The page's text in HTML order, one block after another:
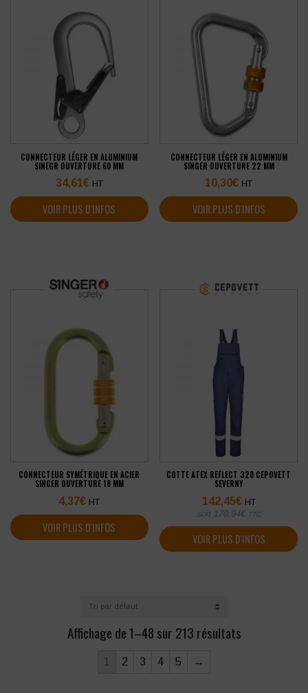
CONNECTEUR LÉGER EN ALUMINIUM
SINEGR OUVERTURE 60 MM
34,61€ HT
VOIR PLUS D'INFOS
CONNECTEUR LÉGER EN ALUMINIUM
SINGER OUVERTURE 22 MM
10,30€ HT
VOIR PLUS D'INFOS
CONNECTEUR SYMÉTRIQUE EN ACIER
SINGER OUVERTURE 18 MM
4,37€ HT
VOIR PLUS D'INFOS
COTTE ATEX REFLECT 320 CEPOVETT
SEVERNY
142,45€ HT
soit 170,94€ TTC
VOIR PLUS D'INFOS
Affichage de 1–48 sur 213 résultats
1 2 3 4 5 →